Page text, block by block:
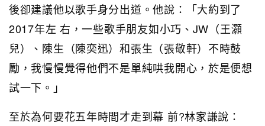
後卻建議他以歌手身分出道。他說：「大約到了
2017年左 右，一些歌手朋友如小巧、JW（王灝
兒）、陳生（陳奕迅）和張生（張敬軒）不時鼓
勵，我慢慢覺得他們不是單純哄我開心，於是便想
試一下。」
至於為何要花五年時間才走到幕 前?林家謙說：